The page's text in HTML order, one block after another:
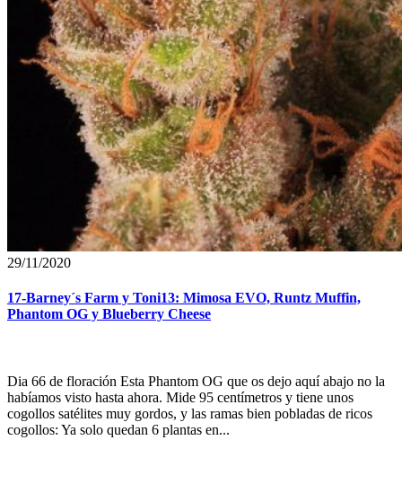
29/11/2020
17-Barney´s Farm y Toni13: Mimosa EVO, Runtz Muffin,
Phantom OG y Blueberry Cheese
Dia 66 de floración Esta Phantom OG que os dejo aquí abajo no la
habíamos visto hasta ahora. Mide 95 centímetros y tiene unos
cogollos satélites muy gordos, y las ramas bien pobladas de ricos
cogollos: Ya solo quedan 6 plantas en...